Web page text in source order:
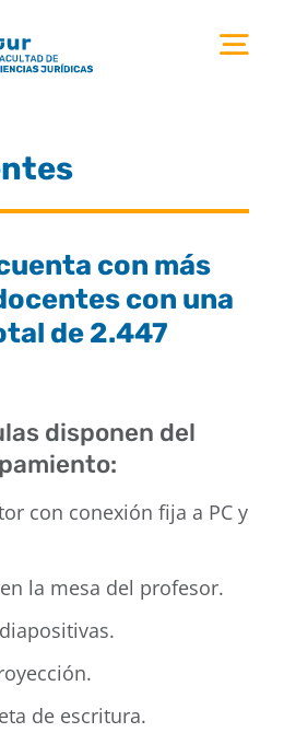
calidad
noticias
con más
con una
de 2.447
disponen del
con conexión fija a PC y
la mesa del profesor.
de escritura.